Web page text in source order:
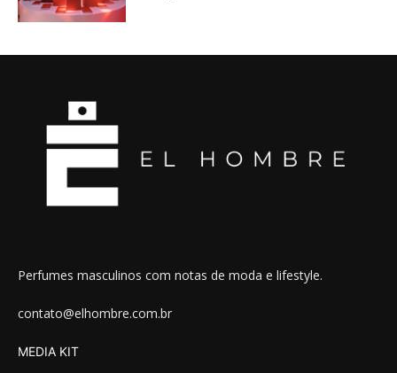
Perfumes masculinos com notas de moda e lifestyle.
contato@elhombre.com.br
MEDIA KIT